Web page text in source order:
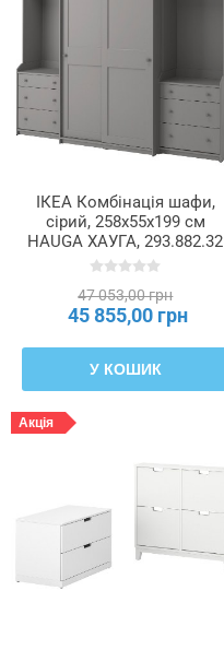
на
полиці
Макс.
на
шухляду
(кг)
Матеріал
Матеріал
корпусу
Матеріал
Матеріал
оббивки
ІКЕА Комбінація шафи,
сірий, 258x55x199 см
HAUGA ХАУГА, 293.882.32
47 053,00 грн
45 855,00 грн
У КОШИК
Акція